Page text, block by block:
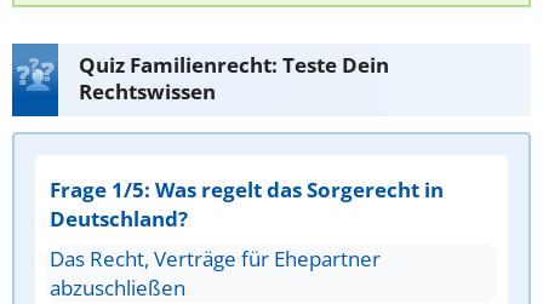
Quiz Familienrecht: Teste Dein
Rechtswissen
Frage 1/5: Was regelt das Sorgerecht in
Deutschland?
Das Recht, Verträge für Ehepartner
abzuschließen